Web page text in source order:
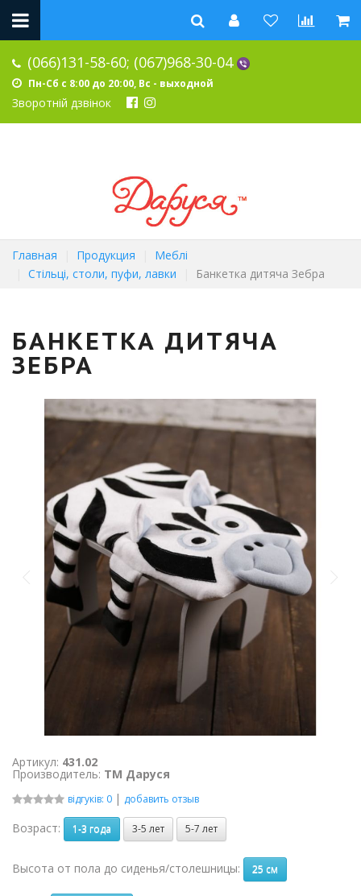
(066)131-58-60; (067)968-30-04
Пн-Сб с 8:00 до 20:00, Вс - выходной
Зворотній дзвінок
Главная Продукция
Меблі
Стільці, столи, пуфи, лавки
Банкетка дитяча Зебра
БАНКЕТКА ДИТЯЧА
ЗЕБРА
Артикул: 431.02
Производитель: ТМ Даруся
відгуків: 0 | добавить отзыв
Возраст: 1-3 года 3-5 лет 5-7 лет
Высота от пола до сиденья/столешницы: 25 см